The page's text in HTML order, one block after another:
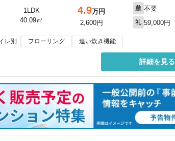
1LDK
40.09㎡
4.9万円
2,600円
敷 不要
礼 59,000円
レ別 フローリング 追い炊き機能
詳細を見る